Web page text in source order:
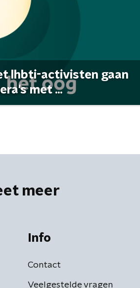
lhbti-activisten gaan
met ...
meer
Info
Contact
Veelgestelde vragen